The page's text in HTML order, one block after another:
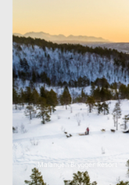
Malangen Brygger Resort